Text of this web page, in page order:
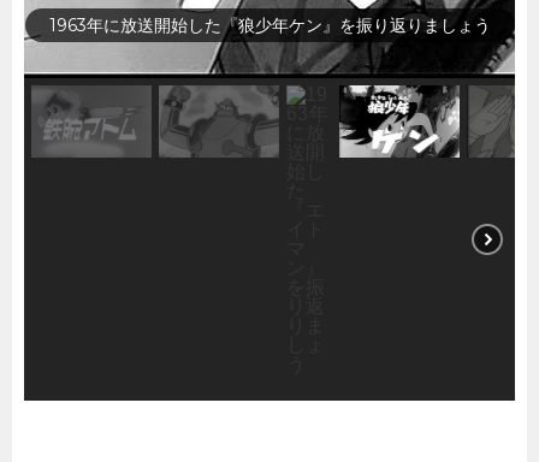
1963年に放送開始した『0戦はやと』を振り返りましょう